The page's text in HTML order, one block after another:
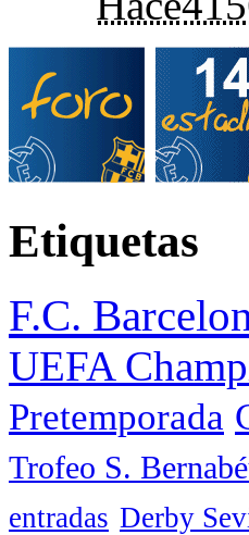
Etiquetas
F.C.
UEFA
Pretemporada
Trofeo S.
entradas Derby